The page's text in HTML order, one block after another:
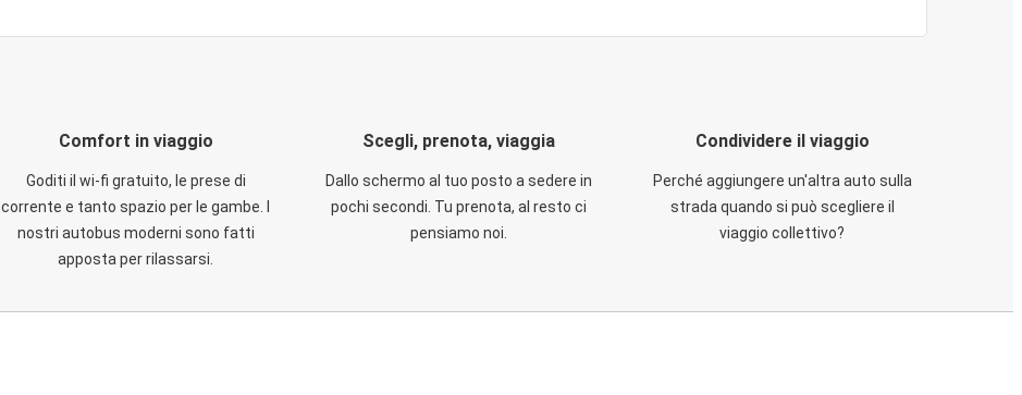
Comfort in viaggio
Goditi il wi-fi gratuito, le prese di
corrente e tanto spazio per le gambe. I
nostri autobus moderni sono fatti
apposta per rilassarsi.
Scegli, prenota, viaggia
Dallo schermo al tuo posto a sedere in
pochi secondi. Tu prenota, al resto ci
pensiamo noi.
Condividere il viaggio
Perché aggiungere un'altra auto sulla
strada quando si può scegliere il
viaggio collettivo?